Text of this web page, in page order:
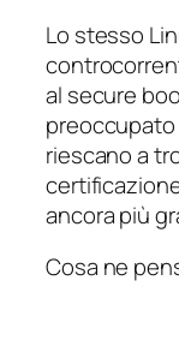
Lo stesso
al secure
riescano a
ancora più
Cosa ne